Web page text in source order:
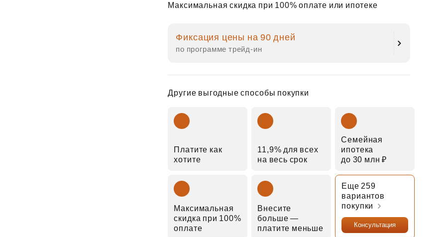
Максимальная скидка при 100% оплате или ипотеке
Фиксация цены на 90 дней
по программе трейд‑ин
Другие выгодные способы покупки
Платите как
хотите
11,9% для всех
на весь срок
Семейная
ипотека
до 30 млн ₽
Максимальная
скидка при 100%
оплате
Внесите
больше —
платите меньше
Еще 259
вариантов
покупки
Консультация